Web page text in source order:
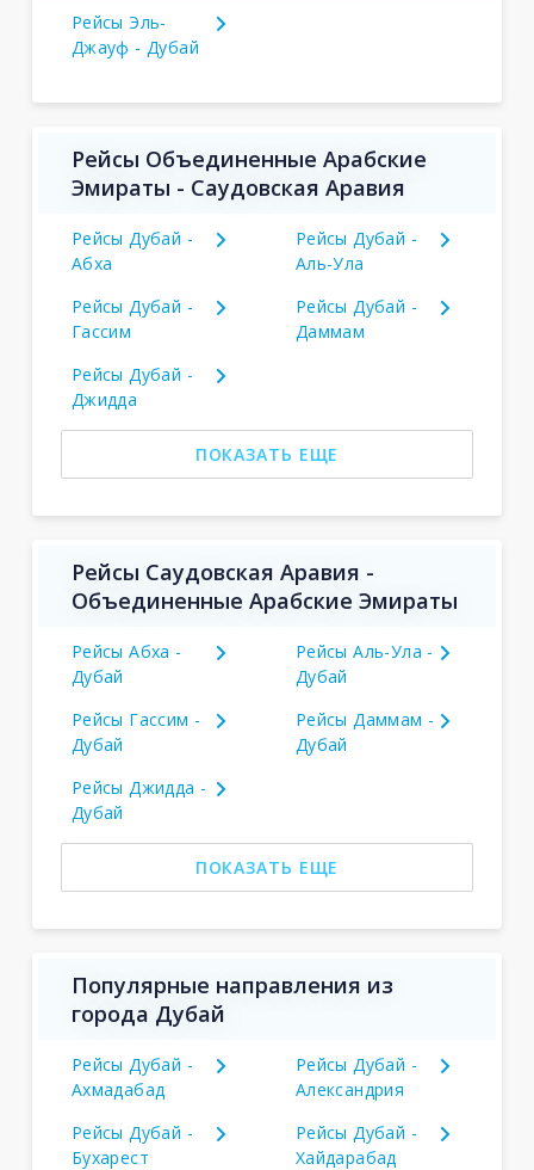
Рейсы Эль-
Джауф - Дубай
Рейсы Объединенные Арабские
Эмираты - Саудовская Аравия
Рейсы Дубай -
Абха
Рейсы Дубай -
Аль-Ула
Рейсы Дубай -
Гассим
Рейсы Дубай -
Даммам
Рейсы Дубай -
Джидда
ПОКАЗАТЬ ЕЩЕ
Рейсы Саудовская Аравия -
Объединенные Арабские Эмираты
Рейсы Абха -
Дубай
Рейсы Аль-Ула -
Дубай
Рейсы Гассим -
Дубай
Рейсы Даммам -
Дубай
Рейсы Джидда -
Дубай
ПОКАЗАТЬ ЕЩЕ
Популярные направления из
города Дубай
Рейсы Дубай -
Ахмадабад
Рейсы Дубай -
Александрия
Рейсы Дубай -
Бухарест
Рейсы Дубай -
Хайдарабад